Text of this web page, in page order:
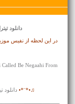
دانلود
در این لحظه از نفیس
Be Negaahi From
♫•*¨*• دانلود